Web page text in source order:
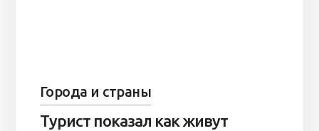
Города и страны
Турист показал как живут